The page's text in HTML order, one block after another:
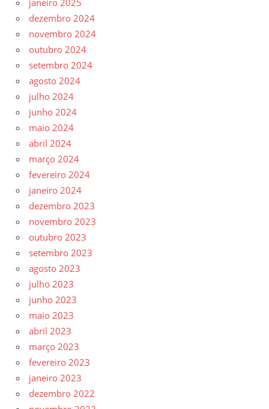
dezembro 2024
novembro 2024
outubro 2024
setembro 2024
agosto 2024
julho 2024
junho 2024
maio 2024
abril 2024
março 2024
fevereiro 2024
janeiro 2024
dezembro 2023
novembro 2023
outubro 2023
setembro 2023
agosto 2023
julho 2023
junho 2023
maio 2023
abril 2023
março 2023
fevereiro 2023
janeiro 2023
dezembro 2022